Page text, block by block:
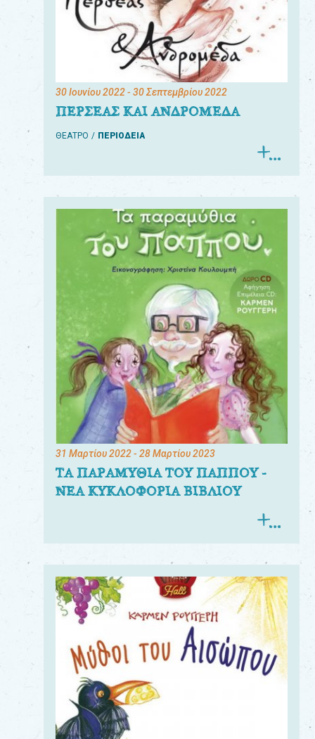
30 Ιουνίου 2022- 30 Σεπτεμβρίου 2022
ΠΕΡΣΕΑΣ ΚΑΙ ΑΝΔΡΟΜΕΔΑ
ΘΕΑΤΡΟ ΠΕΡΙΟΔΕΙΑ
31 Μαρτίου 2022- 28 Μαρτίου 2023
ΤΑ ΠΑΡΑΜΥΘΙΑ ΤΟΥ ΠΑΠΠΟΥ -
ΝΕΑ ΚΥΚΛΟΦΟΡΙΑ ΒΙΒΛΙΟΥ